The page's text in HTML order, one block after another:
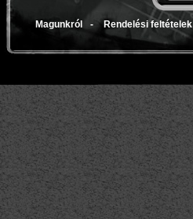
Magunkról - Rendelési feltételek